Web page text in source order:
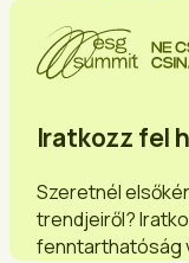
Iratkozz fel
Szeretnél
trendjeiről?
fenntarthatóság